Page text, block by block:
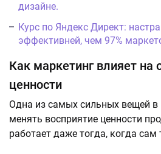
дизайне.
Курс по Яндекс Директ:
эффективней, чем 97%
Как маркетинг влияет
ценности
Одна из самых сильных вещей в
менять восприятие ценности
работает даже тогда, когда сам